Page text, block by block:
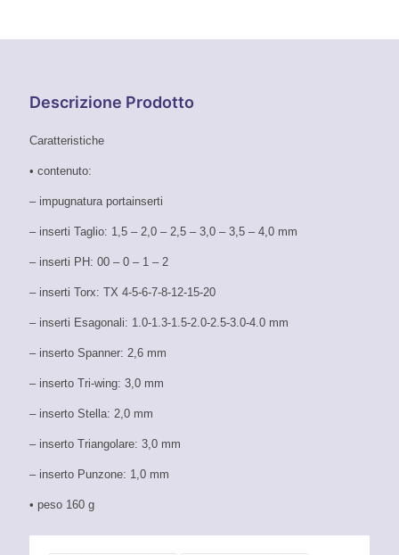
Descrizione Prodotto
Caratteristiche
• contenuto:
– impugnatura portainserti
– inserti Taglio: 1,5 – 2,0 – 2,5 – 3,0 – 3,5 – 4,0 mm
– inserti PH: 00 – 0 – 1 – 2
– inserti Torx: TX 4-5-6-7-8-12-15-20
– inserti Esagonali: 1.0-1.3-1.5-2.0-2.5-3.0-4.0 mm
– inserto Spanner: 2,6 mm
– inserto Tri-wing: 3,0 mm
– inserto Stella: 2,0 mm
– inserto Triangolare: 3,0 mm
– inserto Punzone: 1,0 mm
• peso 160 g